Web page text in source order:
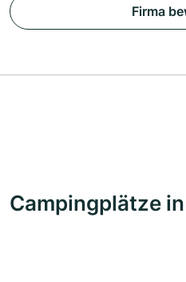
Firma
Campingplätze